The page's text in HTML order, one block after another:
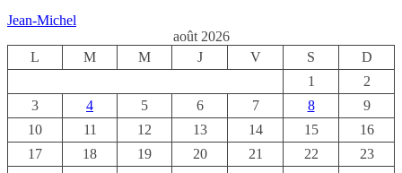
Jean-Michel
août 2026
L
M M J V S
D
1
2
3
4 5 6 7 8
9
10
11 12 13 14 15
16
17
18 19 20 21 22
23